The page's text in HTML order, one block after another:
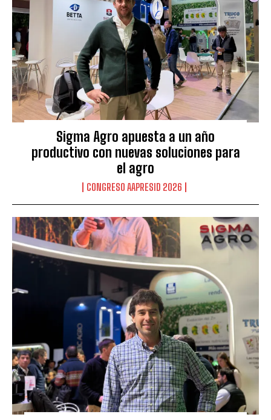
Sigma Agro apuesta a un año
productivo con nuevas soluciones para
el agro
CONGRESO AAPRESID 2026